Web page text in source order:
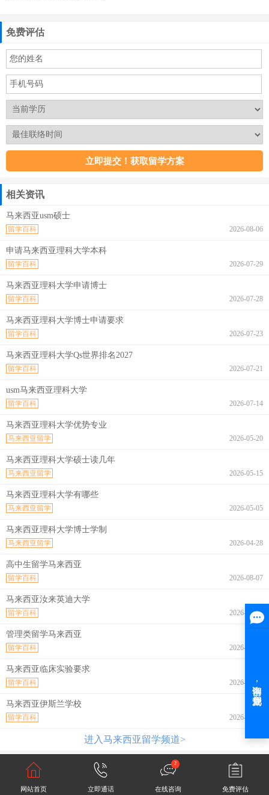
免费评估
相关资讯
马来西亚usm硕士
2026-08-06
留学百科
申请马来西亚理科大学本科
2026-07-29
留学百科
马来西亚理科大学申请博士
2026-07-28
留学百科
马来西亚理科大学博士申请要求
2026-07-23
留学百科
马来西亚理科大学Qs世界排名2027
2026-07-21
留学百科
usm马来西亚理科大学
2026-07-14
留学百科
马来西亚理科大学优势专业
2026-05-20
马来西亚留学
马来西亚理科大学硕士读几年
2026-05-15
马来西亚留学
马来西亚理科大学有哪些
2026-05-05
马来西亚留学
马来西亚理科大学博士学制
2026-04-28
马来西亚留学
高中生留学马来西亚
2026-08-07
留学百科
马来西亚汝来英迪大学
2026-08-07
留学百科
管理类留学马来西亚
2026-08-07
留学百科
马来西亚临床实验要求
2026-08-07
留学百科
马来西亚伊斯兰学校
2026-08-07
留学百科
进入马来西亚留学频道>
网站首页 立即通话
2
在线咨询 免费评估